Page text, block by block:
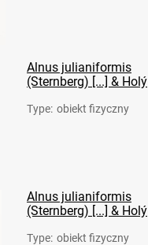
Alnus julianiformis
(Sternberg) [...] & Holý
Type: obiekt fizyczny
Alnus julianiformis
(Sternberg) [...] & Holý
Type: obiekt fizyczny